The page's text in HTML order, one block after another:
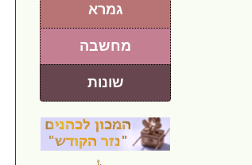
גמרא
מחשבה
שונות